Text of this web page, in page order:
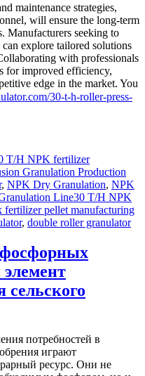
maintenance strategies,
will ensure the long-term
Manufacturers seeking to
explore tailored solutions
with professionals
for improved efficiency,
edge in the market. You
30-t-h-roller-press-
T/H NPK fertilizer
Granulation Production
, NPK Dry Granulation, NPK
LineTags
30 T/H NPK
fertilizer pellet manufacturing
, double roller granulator
сельского
потребностей в
играют
ресурс. Они не